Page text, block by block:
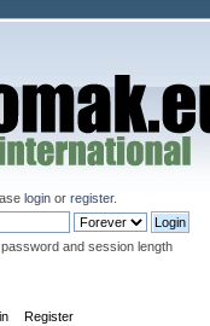
loginor register.
and session length
Register